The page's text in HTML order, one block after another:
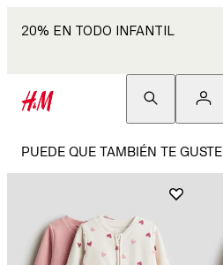
20% EN TODO INFANTIL
PUEDE QUE TAMBIÉN TE GUSTE